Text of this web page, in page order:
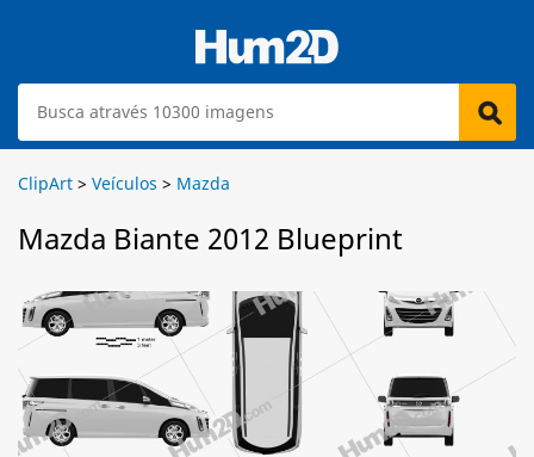
ClipArt > Veículos > Mazda
Mazda Biante 2012 Blueprint